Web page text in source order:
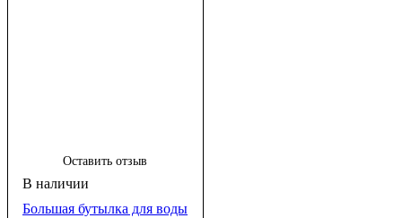
Оставить отзыв
Большая бутылка для воды